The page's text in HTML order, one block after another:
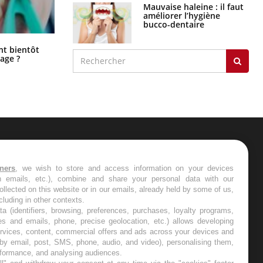
bientôt
?
Éclipse solaire du 12 août : “Des
verres adaptés, c'est indispensable
pour la santé des yeux”
Mauvaise haleine : il faut
améliorer l’hygiène
bucco-dentaire
les semaines les meilleures
, we wish to store and access information on your devices
emails, etc.), combine and share your personal data with our
on this website or in our emails, already held by some of us,
in other contexts.
(identifiers, browsing, preferences, purchases, loyalty programs,
and emails, phone, precise geolocation, etc.) allows developing
content, commercial offers and ads across your devices and
email, post, SMS, phone, audio, and video), personalising them,
and analysing audiences.